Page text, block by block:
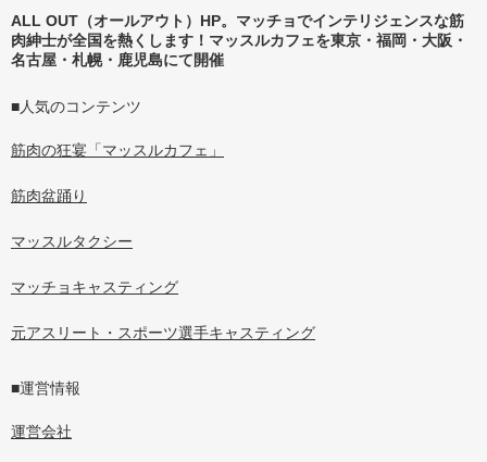
ALL OUT（オールアウト）HP。マッチョでインテリジェンスな筋
肉紳士が全国を熱くします！マッスルカフェを東京・福岡・大阪・
名古屋・札幌・鹿児島にて開催
■人気のコンテンツ
筋肉の狂宴「マッスルカフェ」
筋肉盆踊り
マッスルタクシー
マッチョキャスティング
元アスリート・スポーツ選手キャスティング
■運営情報
運営会社